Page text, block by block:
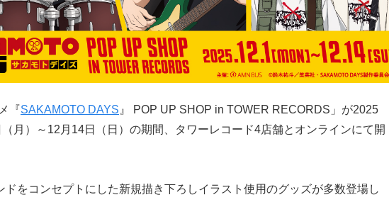
『SAKAMOTO DAYS 』 POP UP SHOP in TOWER RECORDS」が2025
月）～12月14日（日）の期間、タワーレコード4店舗とオンラインにて開
ドをコンセプトにした新規描き下ろしイラスト使用のグッズが多数登場し